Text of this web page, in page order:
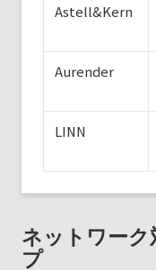
Astell&Kern
Aurender
LINN
ネットワー
プ